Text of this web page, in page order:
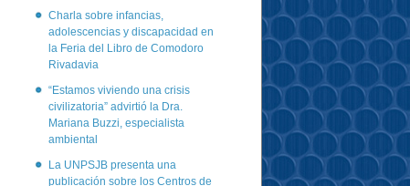
Charla sobre infancias,
adolescencias y discapacidad en
la Feria del Libro de Comodoro
Rivadavia
“Estamos viviendo una crisis
civilizatoria” advirtió la Dra.
Mariana Buzzi, especialista
ambiental
La UNPSJB presenta una
publicación sobre los Centros de